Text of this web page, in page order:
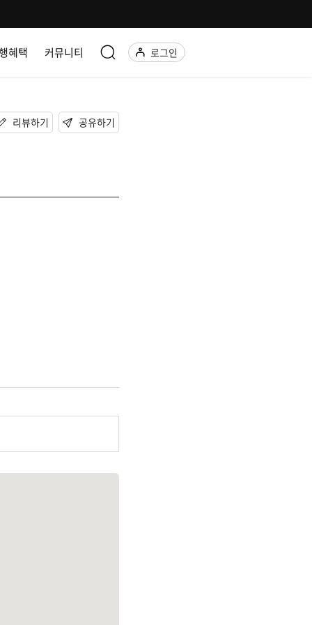
혜택 커뮤니티 로그인
리뷰하기 공유하기